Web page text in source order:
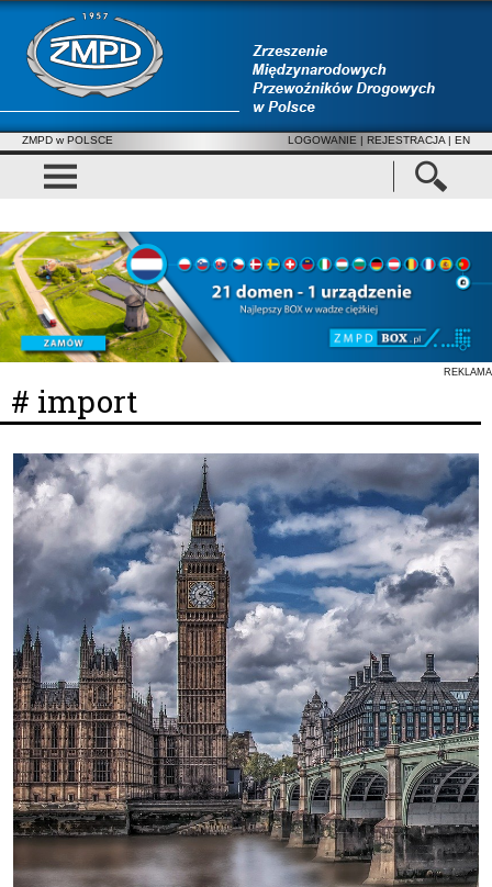
ZMPD w POLSCE LOGOWANIE | REJESTRACJA | EN
REKLAMA
# import